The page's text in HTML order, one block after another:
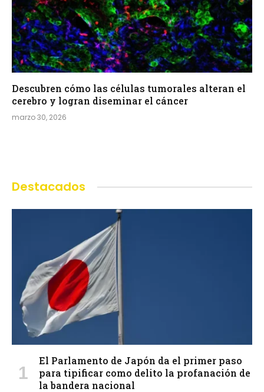
Descubren cómo las células tumorales alteran el
cerebro y logran diseminar el cáncer
marzo 30, 2026
Destacados
El Parlamento de Japón da el primer paso
para tipificar como delito la profanación de
la bandera nacional